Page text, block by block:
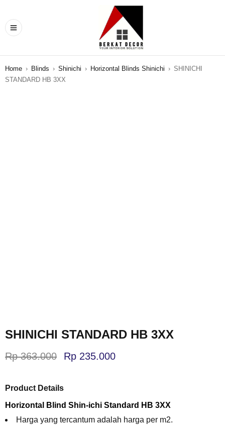
Home › Blinds › Shinichi › Horizontal Blinds Shinichi › SHINICHI
STANDARD HB 3XX
SHINICHI STANDARD HB 3XX
Rp363.000 Rp 235.000
Product Details
Horizontal Blind Shin-ichi Standard HB 3XX
Harga yang tercantum adalah harga per m2.